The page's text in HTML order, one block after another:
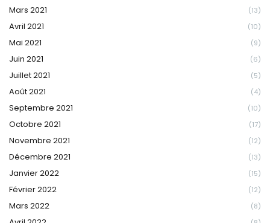
Mars 2021 (13)
Avril 2021 (10)
Mai 2021 (9)
Juin 2021 (6)
Juillet 2021 (5)
Août 2021 (4)
Septembre 2021 (10)
Octobre 2021 (17)
Novembre 2021 (12)
Décembre 2021 (13)
Janvier 2022 (15)
Février 2022 (12)
Mars 2022 (8)